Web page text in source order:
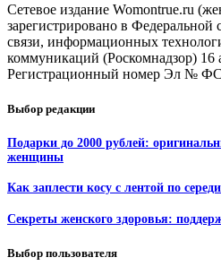
Сетевое издание Womontrue.ru
зарегистрировано в Федеральной
связи, информационных
коммуникаций (Роскомнадзор) 16
Регистрационный номер Эл №
Выбор редакции
Подарки до 2000 рублей:
женщины
Как заплести косу с лентой по
Секреты женского здоровья:
Выбор пользователя